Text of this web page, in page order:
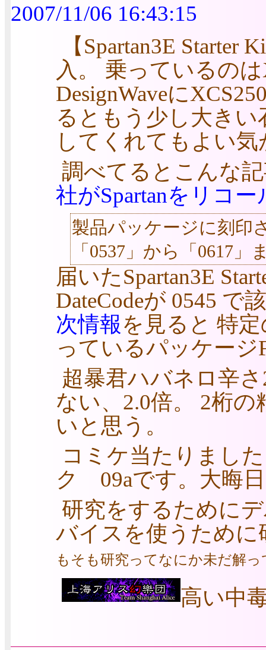
2007/11/06 16:43:15
【Spartan3E Starter
入。 乗っているの
DesignWaveに
るともう少し大き
してくれてもよい気
調べてるとこんな
社がSpartanをリコー
製品パッケージに刻印
「0537」から「0617
届いたSpartan3E
DateCodeが 0545 で
次情報を見ると 特
っているパッケー
超暴君ハバネロ辛
ない、2.0倍。 2桁
いと思う。
コミケ当たりまし
ク 09aです。大晦
研究をするために
バイスを使うため
もそも研究ってなにか未だ解っ
高い中